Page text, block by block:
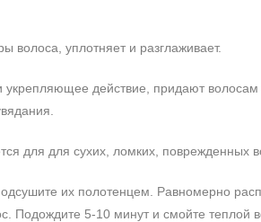
волоса, уплотняет и разглаживает.
действие, придают
для для сухих, ломких, поврежденных
их полотенцем. Равномерно
Подождите 5-10 минут и смойте теплой